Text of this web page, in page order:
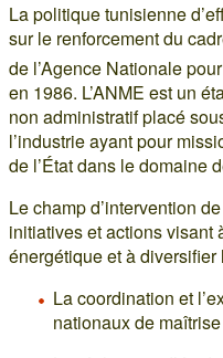
La politique tunisienne
sur le renforcement du
de l’Agence Nationale
en 1986. L’ANME est un
non administratif placé
l’industrie ayant pour
de l’État dans le domaine
Le champ d’intervention
initiatives et actions visant
énergétique et à diversifier
La coordination et
nationaux de